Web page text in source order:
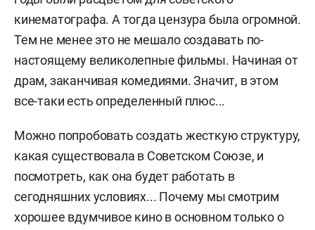
кинематографа. А тогда цензура была огромной.
Тем не менее это не мешало создавать по-
настоящему великолепные фильмы. Начиная от
драм, заканчивая комедиями. Значит, в этом
все-таки есть определенный плюс...
Можно попробовать создать жесткую структуру,
какая существовала в Советском Союзе, и
посмотреть, как она будет работать в
сегодняшних условиях... Почему мы смотрим
хорошее вдумчивое кино в основном только о